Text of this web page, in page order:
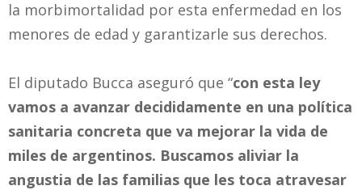
la morbimortalidad por esta enfermedad en los
menores de edad y garantizarle sus derechos.
El diputado Bucca aseguró que “con esta ley
vamos a avanzar decididamente en una política
sanitaria concreta que va mejorar la vida de
miles de argentinos. Buscamos aliviar la
angustia de las familias que les toca atravesar